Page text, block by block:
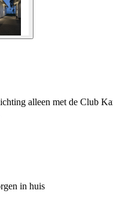
alleen met de Club
in huis